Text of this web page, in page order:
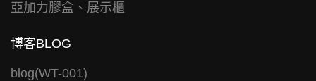
亞加力膠盒、展示櫃
博客BLOG
blog(WT-001)